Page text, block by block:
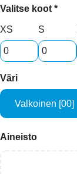
Valitse koot *
XS S
Väri
Aineisto